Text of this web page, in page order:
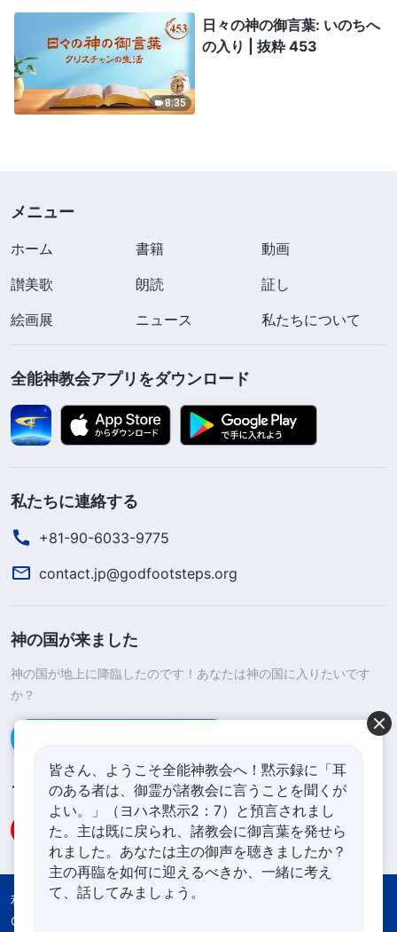
8:35
日々の神の御言葉: いのちへ
の入り | 抜粋 453
メニュー
ホーム 書籍
動画
讃美歌
朗読
証し
絵画展
ニュース 私たちについて
全能神教会アプリをダウンロード
私たちに連絡する
+81-90-6033-9775
contact.jp@godfootsteps.org
神の国が来ました
神の国が地上に降臨したのです！あなたは神の国に入りたいです
か？
フォローする
利用規約 プライバシーポリシー
Cookies Policy
皆さん、ようこそ全能神教会へ！黙示録に「耳
のある者は、御霊が諸教会に言うことを聞くが
よい。」（ヨハネ黙示2：7）と預言されまし
た。主は既に戻られ、諸教会に御言葉を発せら
れました。あなたは主の御声を聴きましたか？
主の再臨を如何に迎えるべきか、一緒に考え
て、話してみましょう。